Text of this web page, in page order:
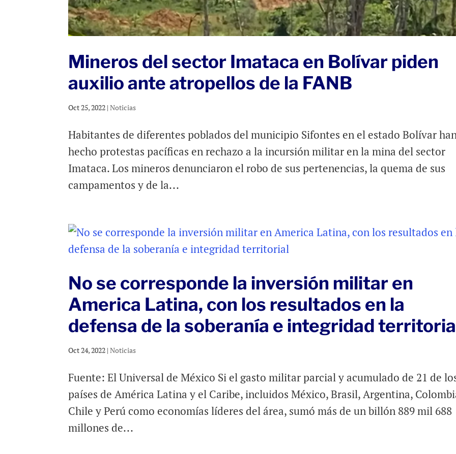
Mineros del sector Imataca en Bolívar piden
auxilio ante atropellos de la FANB
Oct 25, 2022 |Noticias
Habitantes de diferentes poblados del municipio Sifontes en el estado Bolívar
hecho protestas pacíficas en rechazo a la incursión militar en la mina del sector
Imataca. Los mineros denunciaron el robo de sus pertenencias, la quema de sus
campamentos y de la...
No se corresponde la inversión militar en
America Latina, con los resultados en la
defensa de la soberanía e integridad
Oct 24, 2022 |Noticias
Fuente: El Universal de México Si el gasto militar parcial y acumulado de 21 de
países de América Latina y el Caribe, incluidos México, Brasil, Argentina,
Chile y Perú como economías líderes del área, sumó más de un billón 889 mil 688
millones de...